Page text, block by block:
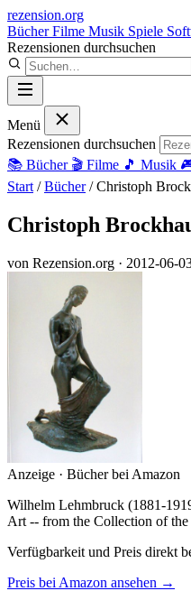
rezension.org
BücherFilme Musik Spiele
Rezensionen durchsuchen
Menü
Rezensionen durchsuchen
📚 Bücher 🎬 Filme 🎵 Musik
Start / Bücher / Christoph
Christoph
von Rezension.org · 2012-06-
Anzeige · Bücher bei Amazon
Wilhelm Lehmbruck (1881-
Art -- from the Collection of
Verfügbarkeit und Preis direkt
Preis bei Amazon ansehen →